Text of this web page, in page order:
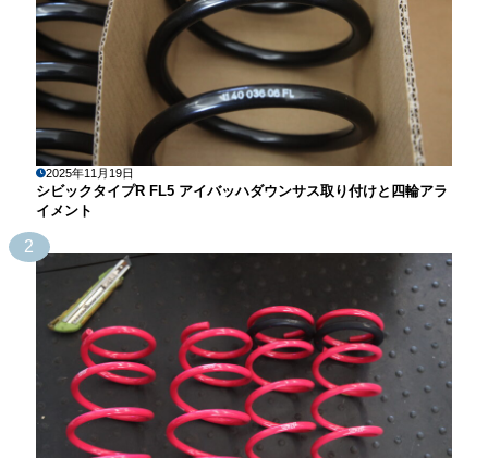
2025年11月19日
シビックタイプR FL5 アイバッハダウンサス取り付けと四輪アラ
イメント
2